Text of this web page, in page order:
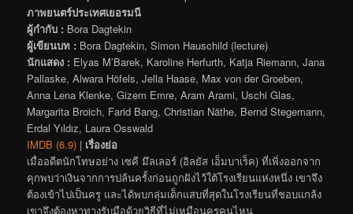
ภาพยนตร์ประเทศเยอรมนี
ผู้กำกับ : Bora Dagtekin
ผู้เขียนบท : Bora Dagtekin, Simon Hauschild (lecture)
นักแสดง : Elyas M’Barek, Karoline Herfurth, Katja Riemann, Jana
Pallaske, Alwara Höfels, Jella Haase, Max von der Groeben,
Anna Lena Klenke, Gizem Emre, Aram Arami, Uschi Glas,
Margarita Broich, Farid Bang, Christian Näthe, Bernd Stegemann,
Erdal Yıldız, Laura Osswald
IMDB (6.9) | เรื่องย่อ
เมื่ออดีตนักโทษอย่าง เซคี มึลเลอร์ (อิลยัส เอ็มบาเร็ค) ที่เพิ่งออกจาก
คุกพบว่าเงินจากการปล้นครั้งก่อนถูกฝังไว้ใต้โรงเรียนแห่งหนึ่ง เขาจึง
ต้องเข้าไปเป็นครู และได้พบกลุ่มเด็กแสบที่สุดในโรงเรียนที่ชอบแกล้ง
เขาจึงต้องหาทางรับมือด้วยวิธีที่ไม่เหมือนครูคนไหน